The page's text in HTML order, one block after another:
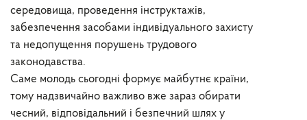
середовища, проведення інструктажів,
забезпечення засобами індивідуального захисту
та недопущення порушень трудового
законодавства.
Саме молодь сьогодні формує майбутнє країни,
тому надзвичайно важливо вже зараз обирати
чесний, відповідальний і безпечний шлях у